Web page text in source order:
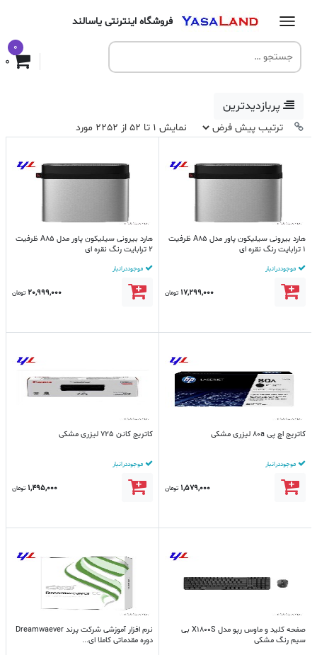
فروشگاه اینترنتی یاسالند
0
پربازدیدترین
نمایش 1 تا 52 از 2252 مورد
هارد بیرونی سیلیکون پاور مدل A85 ظرفیت
موجود در انبار
17,299,000 تومان
هارد بیرونی سیلیکون پاور مدل A85 ظرفیت
موجود در انبار
20,999,000 تومان
کاتریج اچ پی 80a لیزری مشکی
موجود در انبار
1,579,000 تومان
کاتریج کانن 725 لیزری مشکی
موجود در انبار
1,495,000 تومان
صفحه کلید و ماوس رپو مدل X1800S بی
سیم رنگ مشکی
نرم افزار آموزشی شرکت پرند Dreamwaever
دوره مقدماتی کاملا ای...